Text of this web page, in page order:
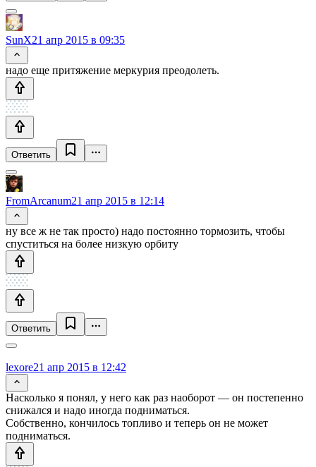
SunX21 апр 2015 в 09:35
надо еще притяжение меркурия преодолеть.
Ответить
FromArcanum21 апр 2015 в 12:14
ну все ж не так просто) надо постоянно тормозить, чтобы
спуститься на более низкую орбиту
Ответить
lexore21 апр 2015 в 12:42
Насколько я понял, у него как раз наоборот — он постепенно
снижался и надо иногда подниматься.
Собственно, кончилось топливо и теперь он не может
подниматься.